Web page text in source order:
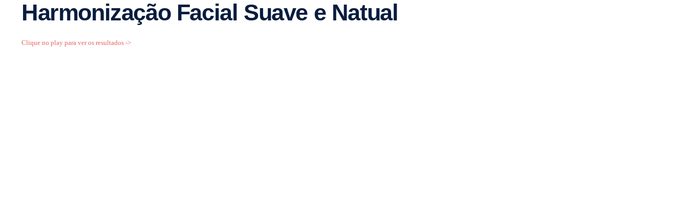
Harmonização Facial Suave e Natual
Clique no play para ver os resultados ->